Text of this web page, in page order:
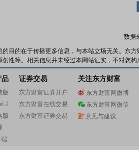
数据
的目的在于传播更多信息，与本站立场无关。东
性等。相关信息并未经过本网站证实，不对您
品
版
2
版
证券交易
东方财富证券开户
东方财富在线交易
东方财富证券交易
关注东方财富
东方财富网微博
东方财富网微信
意见与建议